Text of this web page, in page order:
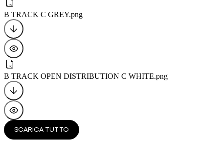
B TRACK C GREY.png
B TRACK OPEN DISTRIBUTION C WHITE.png
SCARICA TUTTO